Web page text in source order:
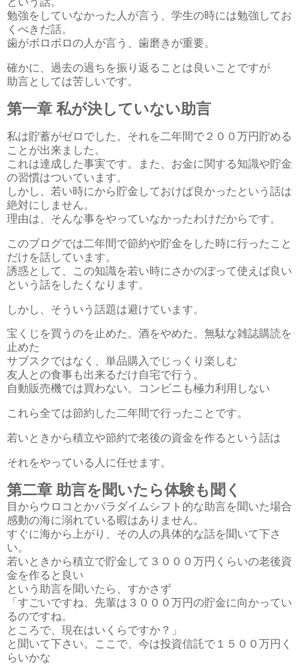
勉強をしていなかった人が言う、学生の時には勉強してお
くべきだ話。
歯がボロボロの人が言う、歯磨きが重要。
確かに、過去の過ちを振り返ることは良いことですが
助言としては苦しいです。
第一章 私が決していない助言
私は貯蓄がゼロでした。それを二年間で２００万円貯める
ことが出来ました。
これは達成した事実です。また、お金に関する知識や貯金
の習慣はついています。
しかし、若い時にから貯金しておけば良かったという話は
絶対にしません。
理由は、そんな事をやっていなかったわけだからです。
このブログでは二年間で節約や貯金をした時に行ったこと
だけを話しています。
誘惑として、この知識を若い時にさかのぼって使えば良い
という話をしたくなります。
しかし、そういう話題は避けています。
宝くじを買うのを止めた。酒をやめた。無駄な雑誌購読を
止めた
サブスクではなく、単品購入でじっくり楽しむ
友人との食事も出来るだけ自宅で行う。
自動販売機では買わない。コンビニも極力利用しない
これら全ては節約した二年間で行ったことです。
若いときから積立や節約で老後の資金を作るという話は
それをやっている人に任せます。
第二章 助言を聞いたら体験も聞く
目からウロコとかパラダイムシフト的な助言を聞いた場合
感動の海に溺れている暇はありません。
すぐに海から上がり、その人の具体的な話を聞いて下さ
い。
若いときから積立で貯金して３０００万円くらいの老後資
金を作ると良い
という助言を聞いたら、すかさず
「すごいですね、先輩は３０００万円の貯金に向かってい
るのですね。
ところで、現在はいくらですか？」
と聞いて下さい。ここで、今は投資信託で１５００万円く
らいかな